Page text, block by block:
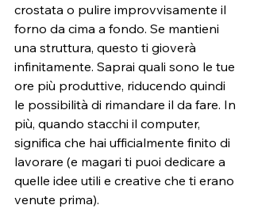
crostata o pulire improvvisamente il
forno da cima a fondo. Se mantieni
una struttura, questo ti gioverà
infinitamente. Saprai quali sono le tue
ore più produttive, riducendo quindi
le possibilità di rimandare il da fare. In
più, quando stacchi il computer,
significa che hai ufficialmente finito di
lavorare (e magari ti puoi dedicare a
quelle idee utili e creative che ti erano
venute prima).